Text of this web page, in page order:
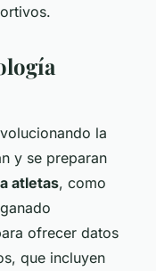
la
y se preparan
atletas, como
ofrecer datos
que incluyen